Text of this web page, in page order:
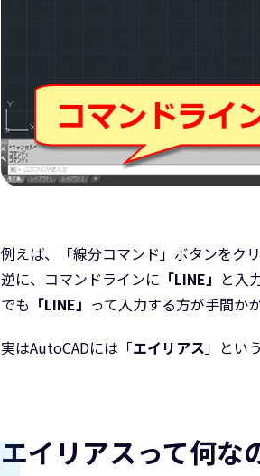
例えば、「線分コマンド」ボタンをク
逆に、コマンドラインに 「LINE」 と入
でも 「LINE」 って入力する方が手間か
実はAutoCADには「エイリアス」とい
エイリアスって何な